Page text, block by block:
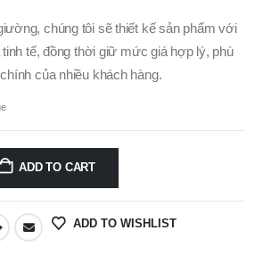
chúng tôi sẽ thiết kế sản phẩm với
tinh tế, đồng thời giữ mức giá hợp lý, phù
của nhiều khách hàng.
ADD TO CART
ADD TO WISHLIST